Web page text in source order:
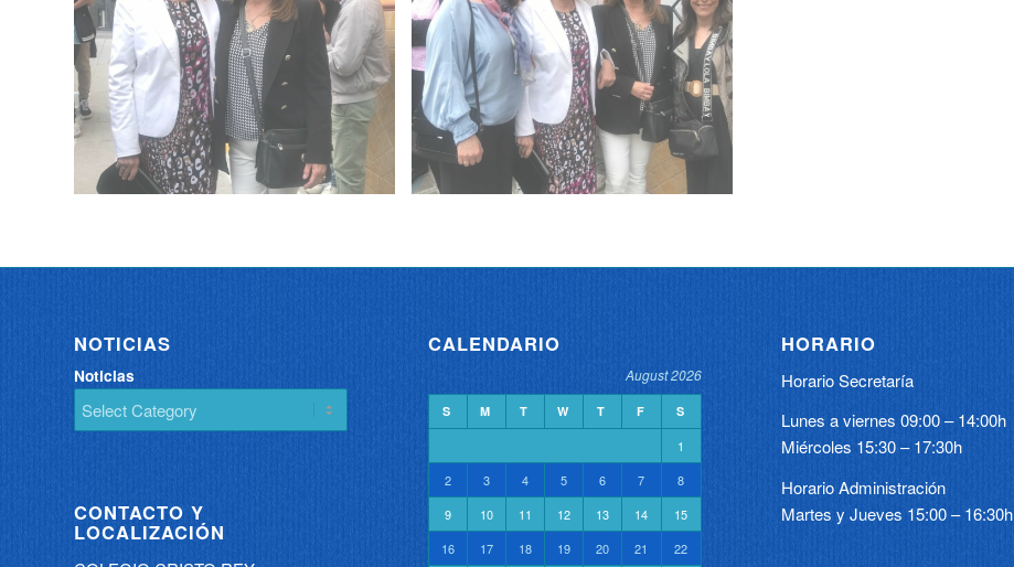
NOTICIAS
Noticias
CONTACTO Y
LOCALIZACIÓN
CALENDARIO
August 2026
S M T W T F S
1
2
3 4 5 6 7
8
9
10 11 12 13 14
15
16
17 18 19 20 21 22
HORARIO
Horario Secretaría
Lunes a viernes 09:00 – 14:00h
Miércoles 15:30 – 17:30h
Horario Administración
Martes y Jueves 15:00 – 16:30h